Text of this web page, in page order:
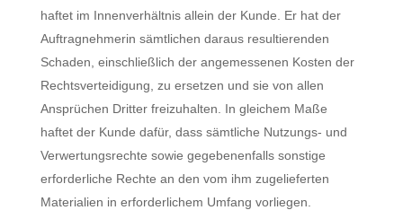
haftet im Innenverhältnis allein der Kunde. Er hat der
Auftragnehmerin sämtlichen daraus resultierenden
Schaden, einschließlich der angemessenen Kosten der
Rechtsverteidigung, zu ersetzen und sie von allen
Ansprüchen Dritter freizuhalten. In gleichem Maße
haftet der Kunde dafür, dass sämtliche Nutzungs- und
Verwertungsrechte sowie gegebenenfalls sonstige
erforderliche Rechte an den vom ihm zugelieferten
Materialien in erforderlichem Umfang vorliegen.